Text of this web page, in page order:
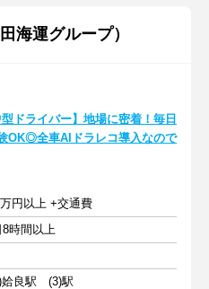
海運グループ）
型ドライバー】地場に密着！毎日
OK◎全車AIドラレコ導入なので
円以上 +交通費
時間以上
良駅 (3)駅